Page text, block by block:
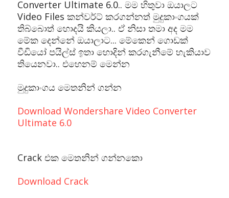
Converter Ultimate 6.0.. මම හිතුවා ඔයාලට
Video Files කන්වර්ට් කරගන්නත් මුදුකාංගයක්
තිබ්බොත් හොදයි කියලා.. ඒ නිසා තමා අද මම
මේක දෙන්නේ ඔයාලාට... මේකෙන් ගොඩක්
වීඩියෝ පයිල්ස් ඉතා හොදින් කරගැනීමේ හැකියාව
තියෙනවා.. එහෙනම් මෙන්න
මුදුකාංගය මෙතනින් ගන්න
Download Wondershare Video Converter
Ultimate 6.0
Crack එක මෙතනින් ගන්නකො
Download Crack